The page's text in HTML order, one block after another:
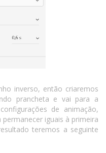
inverso, então criaremos
prancheta e vai para a
de animação,
iguais à primeira
teremos a seguinte